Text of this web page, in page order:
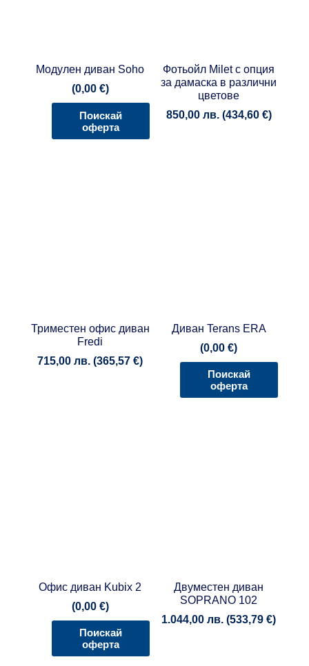
Модулен диван Soho
(0,00 €)
Поискай
оферта
Фотьойл Milet с опция
за дамаска в различни
цветове
850,00 лв. (434,60 €)
Триместен офис диван
Fredi
715,00лв. (365,57€)
Диван Terans ERA
(0,00€)
Поискай
оферта
Офис диван Kubix 2
(0,00 €)
Поискай
оферта
Двуместен диван
SOPRANO 102
1.044,00лв. (533,79€)